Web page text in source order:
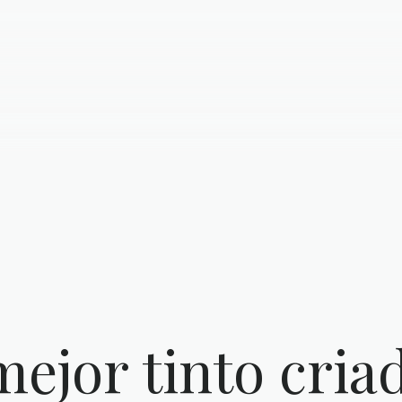
tinto